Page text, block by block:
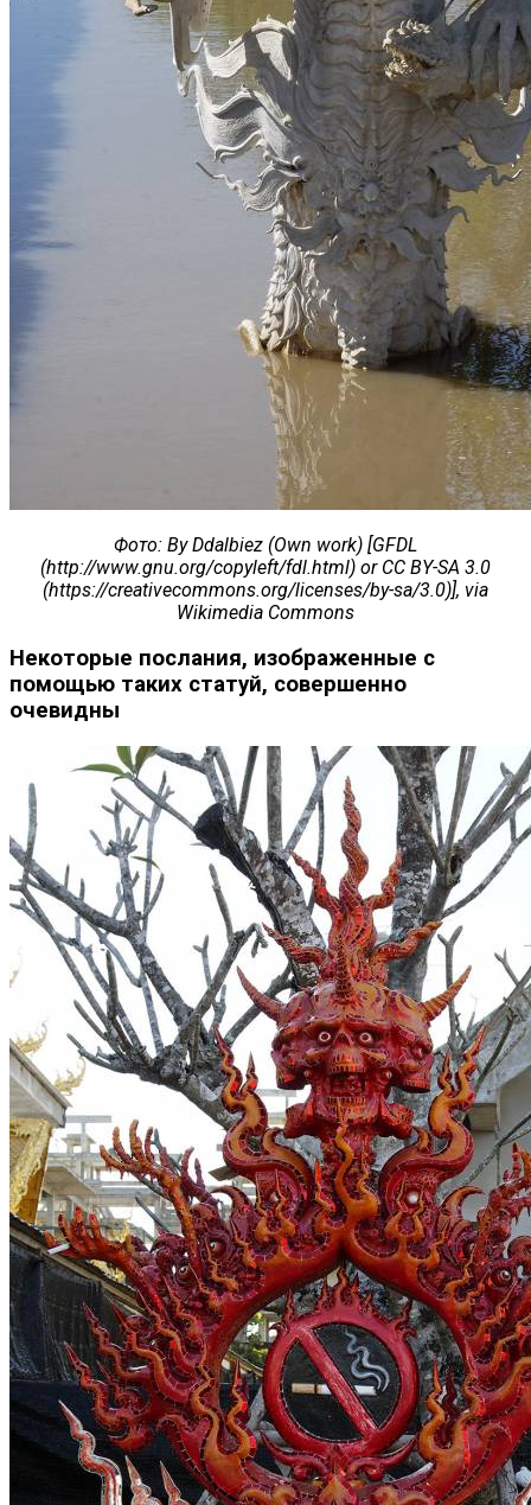
Фото: By Ddalbiez (Own work) [GFDL
(http://www.gnu.org/copyleft/fdl.html) or CC BY-SA 3.0
(https://creativecommons.org/licenses/by-sa/3.0)], via
Wikimedia Commons
Некоторые послания, изображенные с
помощью таких статуй, совершенно
очевидны